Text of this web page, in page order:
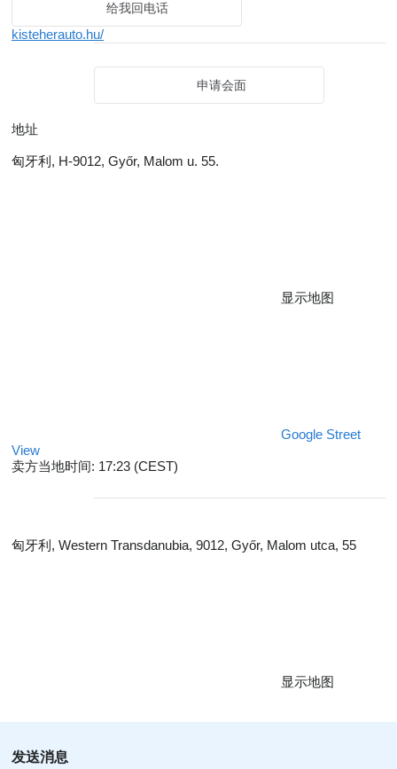
给我回电话
kisteherauto.hu/
申请会面
地址
匈牙利, H-9012, Győr, Malom u. 55.
显示地图
Google Street
View
卖方当地时间: 17:23 (CEST)
匈牙利, Western Transdanubia, 9012, Győr, Malom utca, 55
显示地图
发送消息